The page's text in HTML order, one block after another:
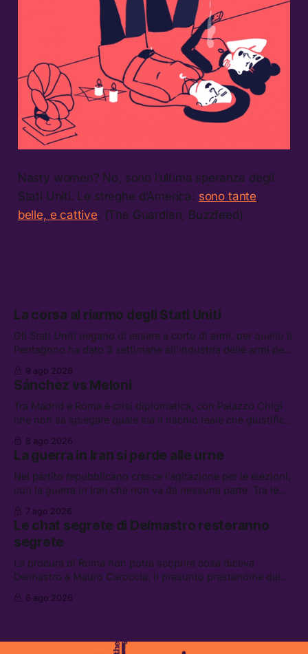
Nasty women? No, sono l’ultima speranza degli
Stati Uniti. Le streghe d’America: sono tante,
belle, e cattive. (The Guardian, Buzzfeed)
La corsa al riarmo degli Stati Uniti
Gli Stati Uniti negano di essere a corto di armi, per quello il
Pentagono ha dato 3 settimane all’industria delle armi per
continuerà ad usare i servizi di Palantir, la protesta contro
La Russa, e la centrale elettrica di Amazon in Texas
9 ago 2026
Sánchez vs Meloni
Tra Madrid e Roma è crisi diplomatica, con Palazzo Chigi
che non sa spiegare quale sia il rischio reale che giustifica
di difesa tra Arabia Saudita, Pakistan e Turchia, la crisi del
carburante irregolare, e un altro caso di IA ribelle
8 ago 2026
La guerra in Iran si perde alle urne
Nel partito repubblicano cresce l’agitazione per le elezioni,
con la guerra in Iran che non va da nessuna parte. Tra le
lavoro, Schlein prova a mettere in sicurezza la coalizione, e
che cos’è lo “Spiralismo,” la religione degli agenti IA
7 ago 2026
Le chat segrete di Delmastro resteranno
segrete
La procura di Roma non potrà scoprire cosa diceva
Delmastro a Mauro Caroccia, il presunto prestanome del
attacchi in Libano, il governo chiederà 36 miliardi di
6 ago 2026